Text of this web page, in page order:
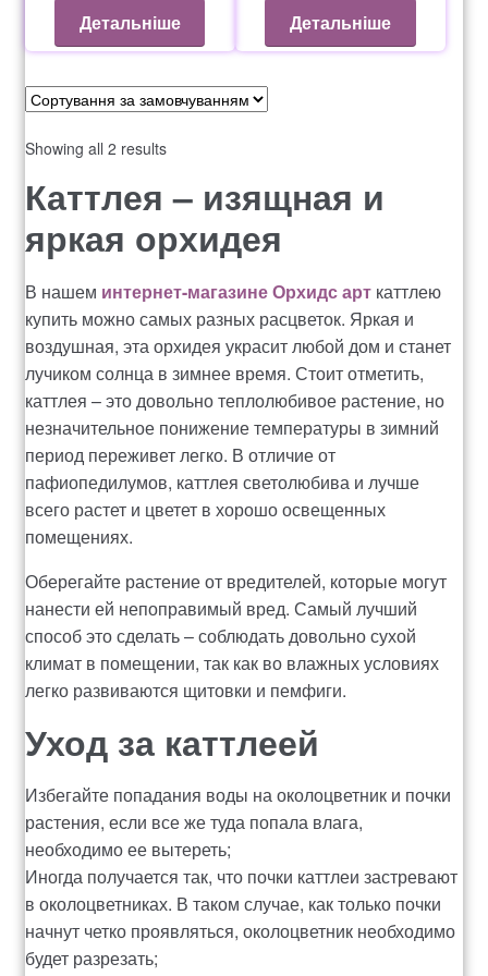
Оформление заказа
рахунок 3545
рахунок 4180
рахунок 4500
Рахунок 5200
рахунок 765
Рахунок 936
счет 1650
счет 300
счет 3235
счет 545
счет 575
ТОТАЛЬНИЙ РОЗПРОДАЖ
Детальніше Детальніше
Showing all 2 results
Каттлея – изящная и
яркая орхидея
В нашем интернет-магазине Орхидс арткаттлею
купить можно самых разных расцветок. Яркая и
воздушная, эта орхидея украсит любой дом и станет
лучиком солнца в зимнее время. Стоит отметить,
каттлея – это довольно теплолюбивое растение, но
незначительное понижение температуры в зимний
период переживет легко. В отличие от
пафиопедилумов, каттлея светолюбива и лучше
всего растет и цветет в хорошо освещенных
помещениях.
Оберегайте растение от вредителей, которые могут
нанести ей непоправимый вред. Самый лучший
способ это сделать – соблюдать довольно сухой
климат в помещении, так как во влажных условиях
легко развиваются щитовки и пемфиги.
Уход за каттлеей
Избегайте попадания воды на околоцветник и почки
растения, если все же туда попала влага,
необходимо ее вытереть;
Иногда получается так, что почки каттлеи застревают
в околоцветниках. В таком случае, как только почки
начнут четко проявляться, околоцветник необходимо
будет разрезать;